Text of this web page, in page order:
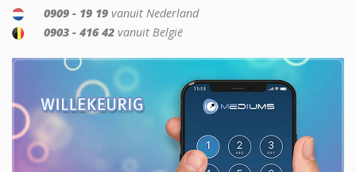
0909 - 19 19 vanuit Nederland
0903 - 416 42 vanuit België